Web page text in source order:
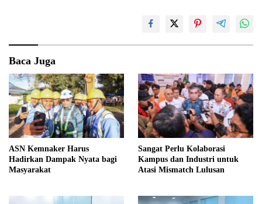
Baca Juga
ASN Kemnaker Harus
Hadirkan Dampak Nyata bagi
Masyarakat
Sangat Perlu Kolaborasi
Kampus dan Industri untuk
Atasi Mismatch Lulusan